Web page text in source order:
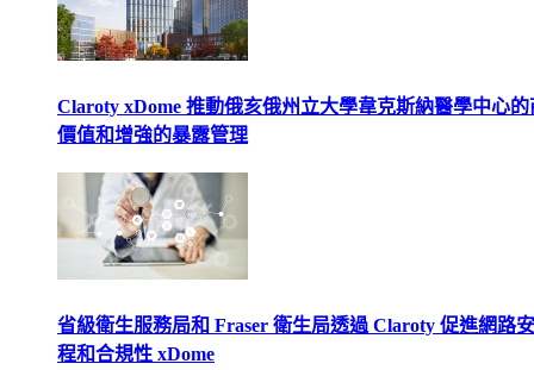
Claroty xDome 推動俄亥俄州立大學韋克斯納醫學中心的
價值和增強的暴露管理
省級衛生服務局和 Fraser 衛生局透過 Claroty 促進網路
程和合規性 xDome